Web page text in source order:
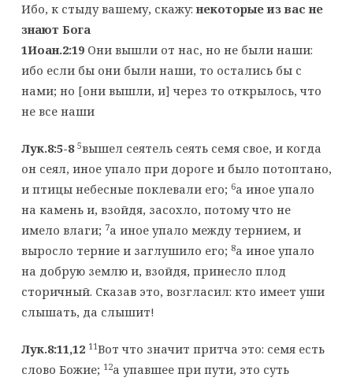
Ибо, к стыду вашему, скажу:некоторые из вас не
знают Бога
1Иоан.2:19Они вышли от нас, но не были наши:
ибо если бы они были наши, то остались бы с
нами; но [они вышли, и] через то открылось, что
не все наши
Лук.8:5-8 5вышел сеятель сеять семя свое, и когда
он сеял, иное упало при дороге и было потоптано,
и птицы небесные поклевали его; 6а иное упало
на камень и, взойдя, засохло, потому что не
имело влаги; 7а иное упало между тернием, и
выросло терние и заглушило его; 8а иное упало
на добрую землю и, взойдя, принесло плод
сторичный. Сказав это, возгласил: кто имеет уши
слышать, да слышит!
Лук.8:11,12 11Вот что значит притча это: семя есть
слово Божие; 12а упавшее при пути, это суть